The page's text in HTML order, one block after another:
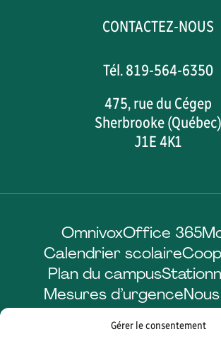
Gérer le consentement
CONTACTEZ-NOUS
Tél. 819-564-6350
475, rue du Cégep
Sherbrooke (Québec)
J1E 4K1
OmnivoxOffice 365
Calendrier scolaire
Plan du campus
Mesures d’urgence